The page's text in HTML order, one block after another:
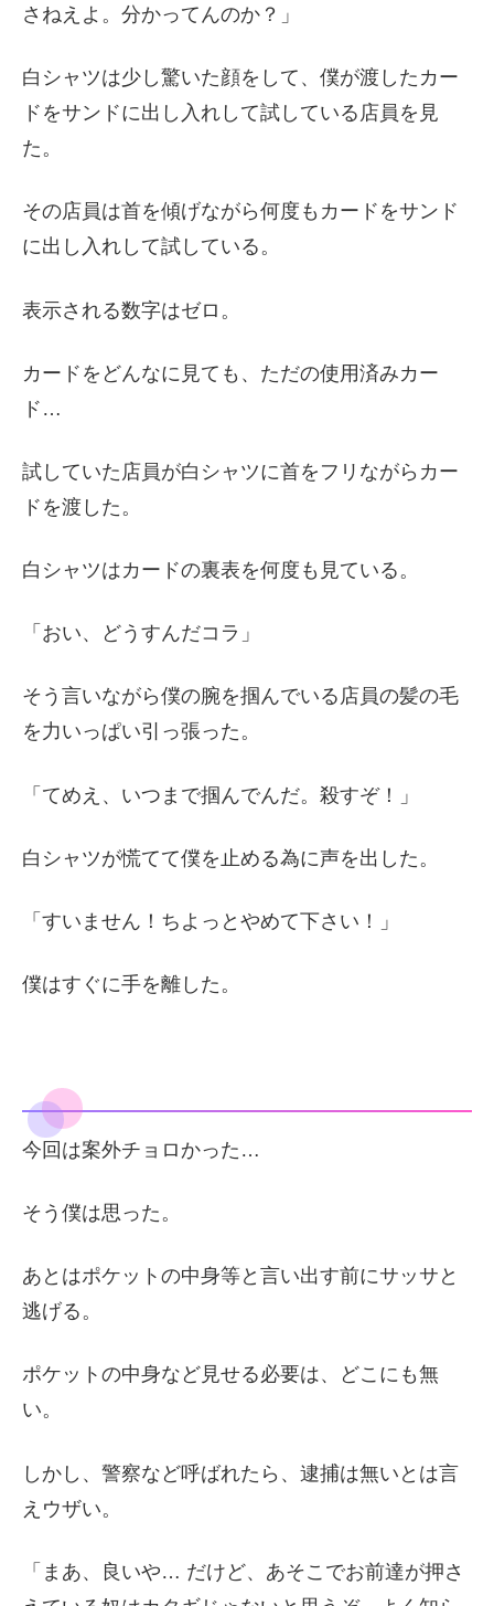
さねえよ。分かってんのか？」
白シャツは少し驚いた顔をして、僕が渡したカー
ドをサンドに出し入れして試している店員を見
た。
その店員は首を傾げながら何度もカードをサンド
に出し入れして試している。
表示される数字はゼロ。
カードをどんなに見ても、ただの使用済みカー
ド…
試していた店員が白シャツに首をフリながらカー
ドを渡した。
白シャツはカードの裏表を何度も見ている。
「おい、どうすんだコラ」
そう言いながら僕の腕を掴んでいる店員の髪の毛
を力いっぱい引っ張った。
「てめえ、いつまで掴んでんだ。殺すぞ！」
白シャツが慌てて僕を止める為に声を出した。
「すいません！ちよっとやめて下さい！」
僕はすぐに手を離した。
今回は案外チョロかった…
そう僕は思った。
あとはポケットの中身等と言い出す前にサッサと
逃げる。
ポケットの中身など見せる必要は、どこにも無
い。
しかし、警察など呼ばれたら、逮捕は無いとは言
えウザい。
「まあ、良いや… だけど、あそこでお前達が押さ